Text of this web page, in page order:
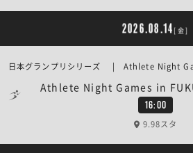
2026.08.14 [金]
16:00
Athlete Night Games in
9.98スタ